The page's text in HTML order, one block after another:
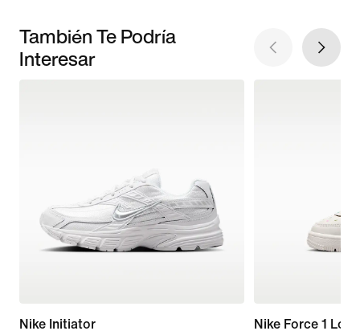
También Te Podría
Interesar
Nike Initiator
Nike Force 1 Low